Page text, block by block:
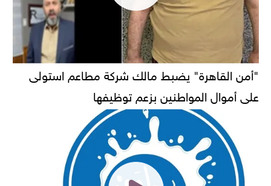
"أمن القاهرة" يضبط مالك شركة مطاعم استولى
على أموال المواطنين بزعم توظيفها